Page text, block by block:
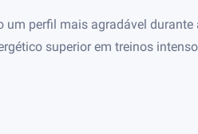
perfil mais agradável
superior em treinos